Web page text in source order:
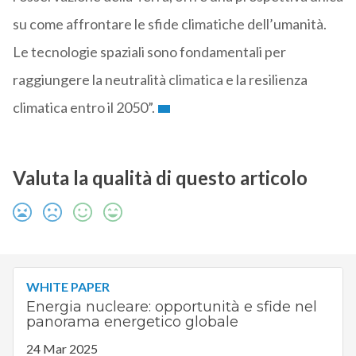
su come affrontare le sfide climatiche dell’umanità.
Le tecnologie spaziali sono fondamentali per
raggiungere la neutralità climatica e la resilienza
climatica entro il 2050”.
Valuta la qualità di questo articolo
WHITE PAPER
Energia nucleare: opportunità e sfide nel
panorama energetico globale
24 Mar 2025